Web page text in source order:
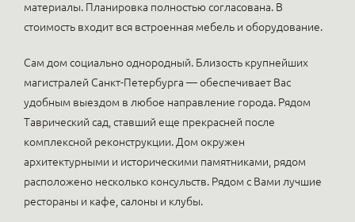
материалы. Планировка полностью согласована. В
стоимость входит вся встроенная мебель и оборудование.
Сам дом социально однородный. Близость крупнейших
магистралей Санкт-Петербурга — обеспечивает Вас
удобным выездом в любое направление города. Рядом
Таврический сад, ставший еще прекрасней после
комплексной реконструкции. Дом окружен
архитектурными и историческими памятниками, рядом
расположено несколько консульств. Рядом с Вами лучшие
рестораны и кафе, салоны и клубы.